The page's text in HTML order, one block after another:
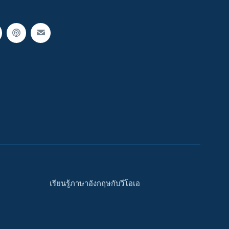
เรียนรู้ภาษาอังกฤษกับวีโอเอ